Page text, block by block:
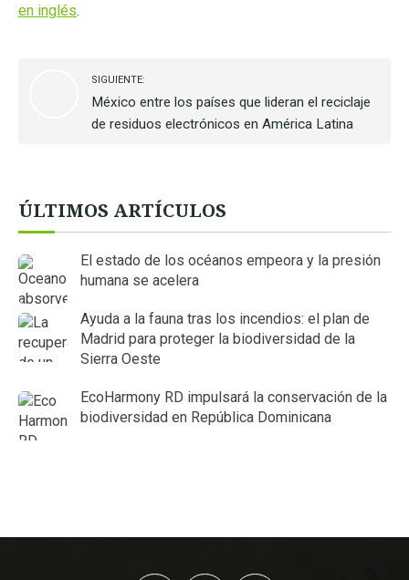
en inglés.
SIGUIENTE:
México entre los países que lideran el reciclaje
de residuos electrónicos en América Latina
ÚLTIMOS ARTÍCULOS
El estado de los océanos empeora y la presión
humana se acelera
Ayuda a la fauna tras los incendios: el plan de
Madrid para proteger la biodiversidad de la
Sierra Oeste
EcoHarmony RD impulsará la conservación de la
biodiversidad en República Dominicana